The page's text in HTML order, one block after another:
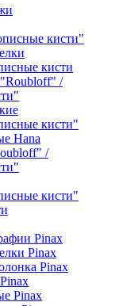
кисти"
кисти
/
кисти"
Hana
/
кисти"
Pinax
Pinax
Pinax
Pinax